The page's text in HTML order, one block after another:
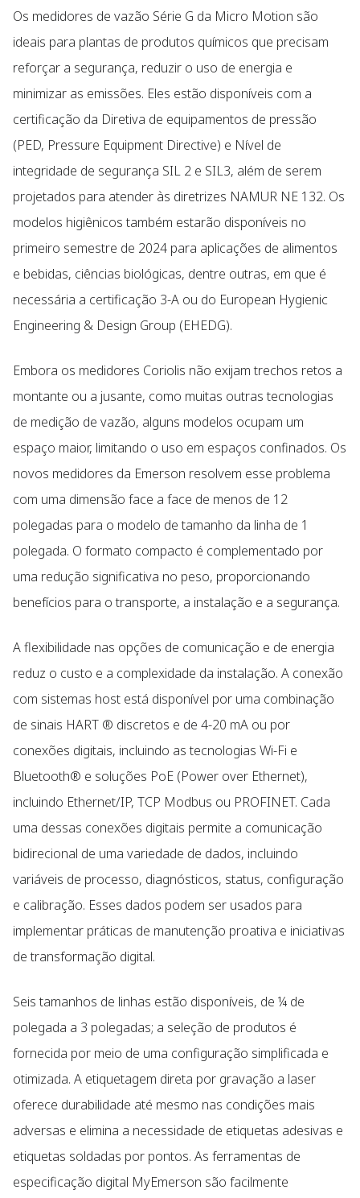
Os medidores de vazão Série G da Micro Motion são
ideais para plantas de produtos químicos que precisam
reforçar a segurança, reduzir o uso de energia e
minimizar as emissões. Eles estão disponíveis com a
certificação da Diretiva de equipamentos de pressão
(PED, Pressure Equipment Directive) e Nível de
integridade de segurança SIL 2 e SIL3, além de serem
projetados para atender às diretrizes NAMUR NE 132. Os
modelos higiênicos também estarão disponíveis no
primeiro semestre de 2024 para aplicações de alimentos
e bebidas, ciências biológicas, dentre outras, em que é
necessária a certificação 3-A ou do European Hygienic
Engineering & Design Group (EHEDG).
Embora os medidores Coriolis não exijam trechos retos a
montante ou a jusante, como muitas outras tecnologias
de medição de vazão, alguns modelos ocupam um
espaço maior, limitando o uso em espaços confinados. Os
novos medidores da Emerson resolvem esse problema
com uma dimensão face a face de menos de 12
polegadas para o modelo de tamanho da linha de 1
polegada. O formato compacto é complementado por
uma redução significativa no peso, proporcionando
benefícios para o transporte, a instalação e a segurança.
A flexibilidade nas opções de comunicação e de energia
reduz o custo e a complexidade da instalação. A conexão
com sistemas host está disponível por uma combinação
de sinais HART ® discretos e de 4-20 mA ou por
conexões digitais, incluindo as tecnologias Wi-Fi e
Bluetooth® e soluções PoE (Power over Ethernet),
incluindo Ethernet/IP, TCP Modbus ou PROFINET. Cada
uma dessas conexões digitais permite a comunicação
bidirecional de uma variedade de dados, incluindo
variáveis de processo, diagnósticos, status, configuração
e calibração. Esses dados podem ser usados para
implementar práticas de manutenção proativa e iniciativas
de transformação digital.
Seis tamanhos de linhas estão disponíveis, de ¼ de
polegada a 3 polegadas; a seleção de produtos é
fornecida por meio de uma configuração simplificada e
otimizada. A etiquetagem direta por gravação a laser
oferece durabilidade até mesmo nas condições mais
adversas e elimina a necessidade de etiquetas adesivas e
etiquetas soldadas por pontos. As ferramentas de
especificação digital MyEmerson são facilmente